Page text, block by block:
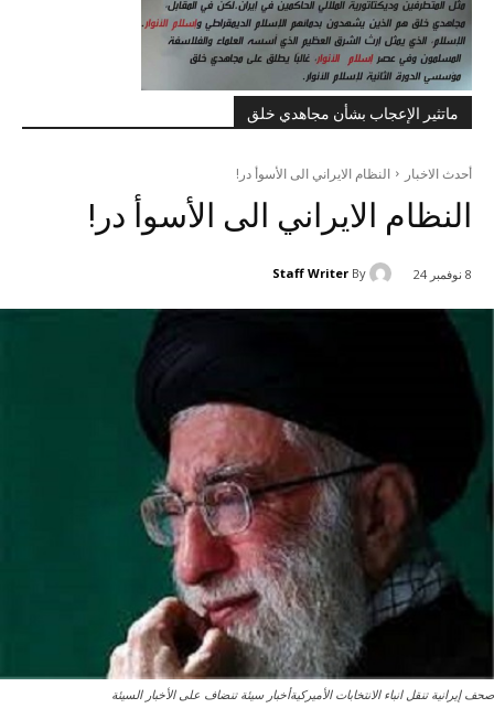
ماتثير الإعجاب بشأن مجاهدي خلق
أحدث الاخبار النظام الايراني الى الأسوأ در!
النظام الايراني الى الأسوأ در!
8 نوفمبر 24 By
Staff Writer
صحف إيرانية تنقل انباء الانتخابات الأميركيةأخبار سيئة تنضاف على الأخبار السيئة